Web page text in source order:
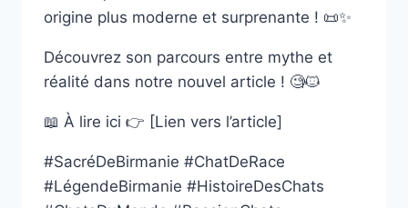
origine plus moderne et surprenante ! 📜✨
Découvrez son parcours entre mythe et
réalité dans notre nouvel article ! 🧐🐱
📖 À lire ici 👉 [Lien vers l’article]
#SacréDeBirmanie #ChatDeRace
#LégendeBirmanie #HistoireDesChats